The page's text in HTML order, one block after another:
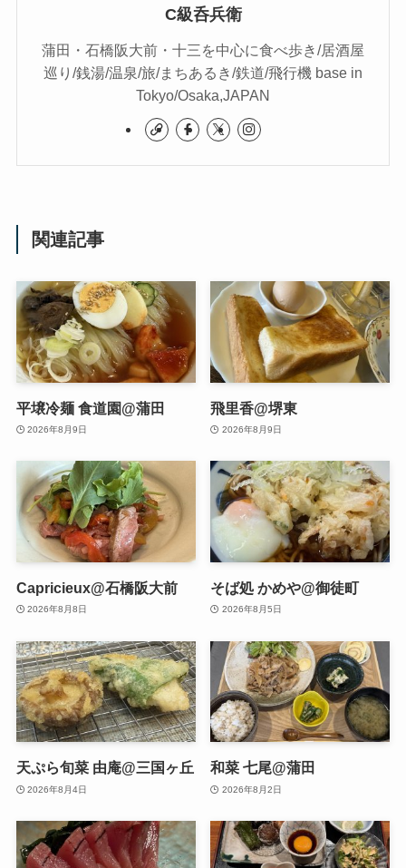
C級呑兵衛
蒲田・石橋阪大前・十三を中心に食べ歩き/居酒屋
巡り/銭湯/温泉/旅/まちあるき/鉄道/飛行機 base in
Tokyo/Osaka,JAPAN
関連記事
平壌冷麺 食道園@蒲田
2026年8月9日
飛里香@堺東
2026年8月9日
Capricieux@石橋阪大前
2026年8月8日
そば処 かめや@御徒町
2026年8月5日
天ぷら旬菜 由庵@三国ヶ丘
2026年8月4日
和菜 七尾@蒲田
2026年8月2日